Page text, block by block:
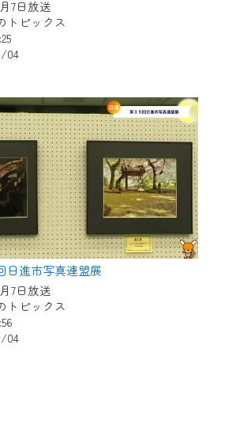
7日放送
トピックス
04
日進市写真連盟展
7日放送
トピックス
04